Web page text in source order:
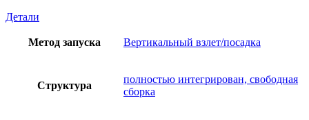
Детали
Метод запуска Вертикальный взлет/посадка
Структура
полностью интегрирован, свободная
сборка